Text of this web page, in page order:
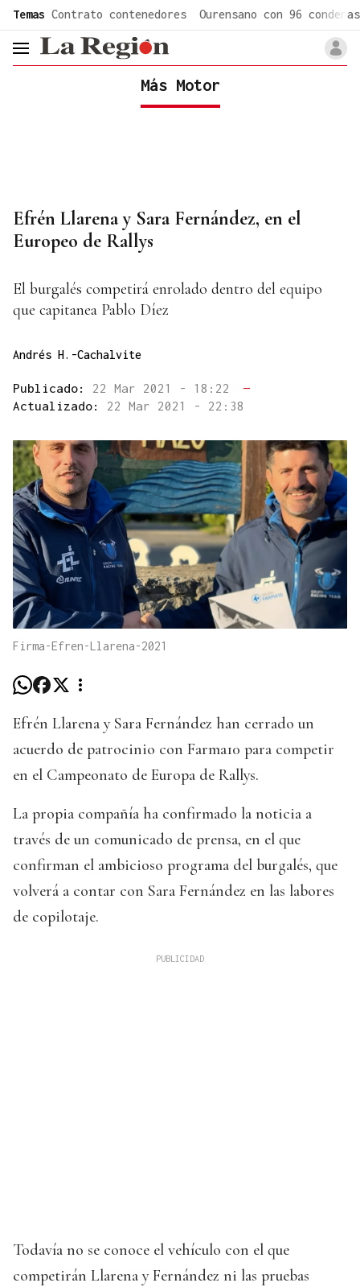
Temas Contrato contenedores Ourensano con 96 condenas
header.menu.open
Más Motor
Efrén Llarena y Sara Fernández, en el
Europeo de Rallys
El burgalés competirá enrolado dentro del equipo
que capitanea Pablo Díez
Andrés H.-Cachalvite
Publicado: 22 Mar 2021 - 18:22
—
Actualizado: 22 Mar 2021 - 22:38
Firma-Efren-Llarena-2021
Efrén Llarena y Sara Fernández han cerrado un
acuerdo de patrocinio con Farma10 para competir
en el Campeonato de Europa de Rallys.
La propia compañía ha confirmado la noticia a
través de un comunicado de prensa, en el que
confirman el ambicioso programa del burgalés, que
volverá a contar con Sara Fernández en las labores
de copilotaje.
Todavía no se conoce el vehículo con el que
competirán Llarena y Fernández ni las pruebas